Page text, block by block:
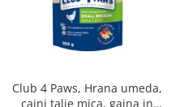
Club 4 Paws, Hrana umeda,
caini talie mica, gaina in